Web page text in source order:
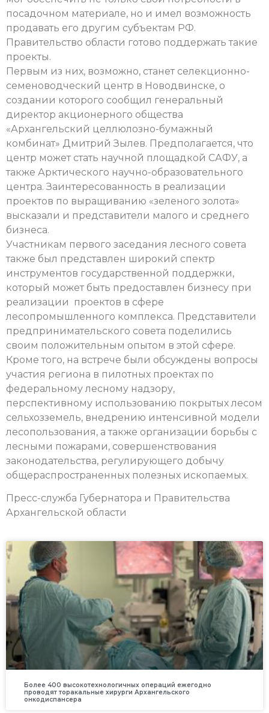
посадочном материале, но и имел возможность
продавать его другим субъектам РФ.
Правительство области готово поддержать такие
проекты.
Первым из них, возможно, станет селекционно-
семеноводческий центр в Новодвинске, о
создании которого сообщил генеральный
директор акционерного общества
«Архангельский целлюлозно-бумажный
комбинат» Дмитрий Зылев. Предполагается, что
центр может стать научной площадкой САФУ, а
также Арктического научно-образовательного
центра. Заинтересованность в реализации
проектов по выращиванию «зеленого золота»
высказали и представители малого и среднего
бизнеса.
Участникам первого заседания лесного совета
также был представлен широкий спектр
инструментов государственной поддержки,
который может быть предоставлен бизнесу при
реализации проектов в сфере
лесопромышленного комплекса. Представители
предпринимательского совета поделились
своим положительным опытом в этой сфере.
Кроме того, на встрече были обсуждены вопросы
участия региона в пилотных проектах по
федеральному лесному надзору,
перспективному использованию покрытых лесом
сельхозземель, внедрению интенсивной модели
лесопользования, а также организации борьбы с
лесными пожарами, совершенствования
законодательства, регулирующего добычу
общераспространенных полезных ископаемых.
Пресс-служба Губернатора и Правительства
Архангельской области
Более 400 высокотехнологичных операций ежегодно
проводят торакальные хирурги Архангельского
онкодиспансера